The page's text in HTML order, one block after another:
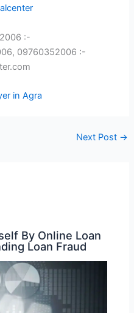
:-
09760352006 :-
in Agra
Next Post →
By Online Loan
Loan Fraud